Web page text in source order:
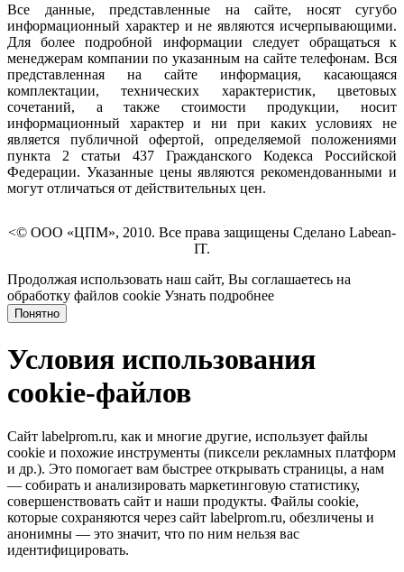
Все данные, представленные на сайте, носят сугубо
информационный характер и не являются исчерпывающими.
Для более подробной информации следует обращаться к
менеджерам компании по указанным на сайте телефонам. Вся
представленная на сайте информация, касающаяся
комплектации, технических характеристик, цветовых
сочетаний, а также стоимости продукции, носит
информационный характер и ни при каких условиях не
является публичной офертой, определяемой положениями
пункта 2 статьи 437 Гражданского Кодекса Российской
Федерации. Указанные цены являются рекомендованными и
могут отличаться от действительных цен.
<© ООО «ЦПМ», 2010. Все права защищены Сделано Labean-
IT.
Продолжая использовать наш сайт, Вы соглашаетесь на
обработку файлов cookie Узнать подробнее
Понятно
Условия использования
cookie-файлов
Сайт labelprom.ru, как и многие другие, использует файлы
cookie и похожие инструменты (пиксели рекламных платформ
и др.). Это помогает вам быстрее открывать страницы, а нам
— собирать и анализировать маркетинговую статистику,
совершенствовать сайт и наши продукты. Файлы сookie,
которые сохраняются через сайт labelprom.ru, обезличены и
анонимны — это значит, что по ним нельзя вас
идентифицировать.